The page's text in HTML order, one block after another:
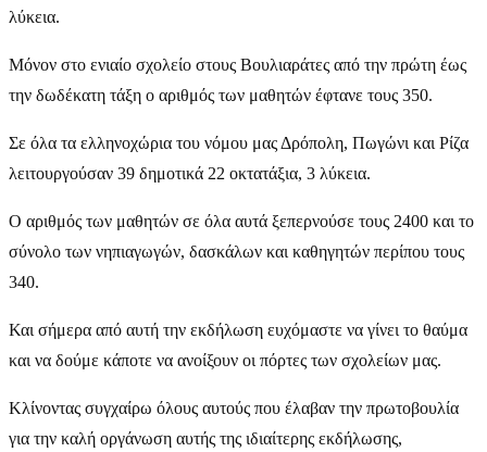
λύκεια.
Μόνον στο ενιαίο σχολείο στους Βουλιαράτες από την πρώτη έως
την δωδέκατη τάξη ο αριθμός των μαθητών έφτανε τους 350.
Σε όλα τα ελληνοχώρια του νόμου μας Δρόπολη, Πωγώνι και Ρίζα
λειτουργούσαν 39 δημοτικά 22 οκτατάξια, 3 λύκεια.
Ο αριθμός των μαθητών σε όλα αυτά ξεπερνούσε τους 2400 και το
σύνολο των νηπιαγωγών, δασκάλων και καθηγητών περίπου τους
340.
Και σήμερα από αυτή την εκδήλωση ευχόμαστε να γίνει το θαύμα
και να δούμε κάποτε να ανοίξουν οι πόρτες των σχολείων μας.
Κλίνοντας συγχαίρω όλους αυτούς που έλαβαν την πρωτοβουλία
για την καλή οργάνωση αυτής της ιδιαίτερης εκδήλωσης,